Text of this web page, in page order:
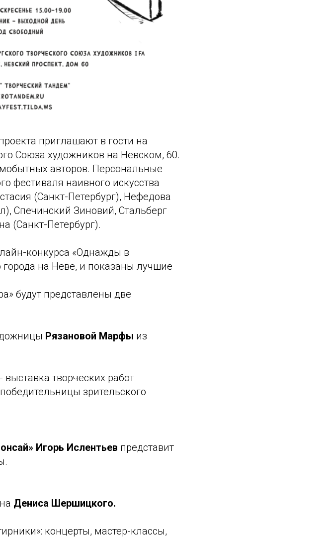
приглашают в гости на
Союза художников на Невском, 60.
авторов. Персональные
фестиваля наивного искусства
(Санкт-Петербург), Нефедова
Спечинский Зиновий, Стальберг
(Санкт-Петербург).
конкурса «Однажды в
города на Неве, и показаны лучшие
будут представлены две
Рязановой Марфы из
выставка творческих работ
зрительского
Игорь Ислентьев представит
Дениса Шершицкого.
концерты, мастер-классы,